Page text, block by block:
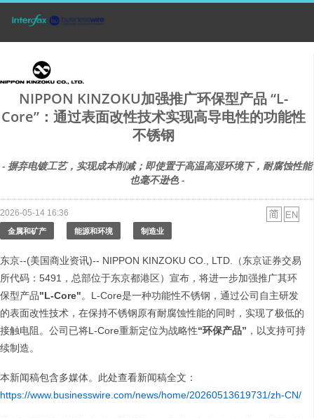
NIPPON KINZOKU加强推广环保型产品 “L-
Core”：通过表面改性技术实现高导电性的功能性
不锈钢
- 摒弃电镀工艺，实现成本削减；即使置于高温高湿环境下，耐腐蚀性能
也毫不逊色 -
2026-05-14 16:36
金属和矿产 能源和环境 制造业
东京--(美国商业资讯)-- NIPPON KINZOKU CO., LTD.（东京证券交易
所代码：5491，总部位于东京都港区）宣布，将进一步加强推广其环
保型产品"L-Core"。L-Core是一种功能性不锈钢，通过公司自主研发
的表面改性技术，在保持不锈钢原有耐腐蚀性能的同时，实现了极低的
接触电阻。公司已将L-Core重新定位为战略性“环保产品” ，以支持可持
续制造。
本新闻稿包含多媒体。此处查看新闻稿全文：
https://www.businesswire.com/news/home/20260513619731/zh-CN/